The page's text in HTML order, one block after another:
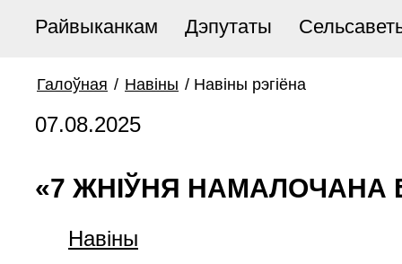
Райвыканкам Дэпутаты
Галоўная / Навiны / Навiны рэгiёна
07.08.2025
«7 ЖНІЎНЯ
Навiны